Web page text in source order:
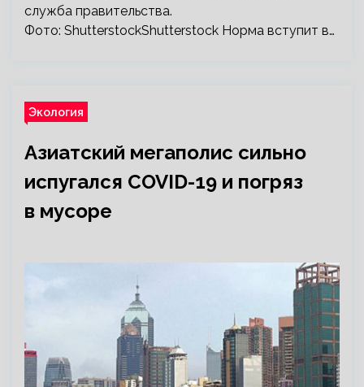
служба правительства.
Фото: ShutterstockShutterstock Норма вступит в…
Экология
Азиатский мегаполис сильно
испугался COVID-19 и погряз
в мусоре